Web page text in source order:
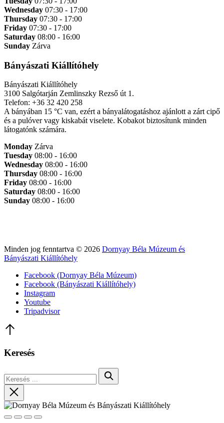
Wednesday 07:30 - 17:00
Thursday 07:30 - 17:00
Friday 07:30 - 17:00
Saturday 08:00 - 16:00
Sunday Zárva
Bányászati Kiállítóhely
Bányászati Kiállítóhely
3100 Salgótarján Zemlinszky Rezső út 1.
Telefon: +36 32 420 258
A bányában 15 °C van, ezért a bányalátogatáshoz ajánlott a zárt cipő
és a pulóver vagy kiskabát viselete. Kobakot biztosítunk minden
látogatónk számára.
Monday Zárva
Tuesday 08:00 - 16:00
Wednesday 08:00 - 16:00
Thursday 08:00 - 16:00
Friday 08:00 - 16:00
Saturday 08:00 - 16:00
Sunday 08:00 - 16:00
Minden jog fenntartva © 2026 Dornyay Béla Múzeum és
Bányászati Kiállítóhely
Theme
FORQY
Facebook (Dornyay Béla Múzeum)
Facebook (Bányászati Kiállítóhely)
Instagram
Youtube
Tripadvisor
Keresés
Keresés
Close
CloseShareToggleZoom